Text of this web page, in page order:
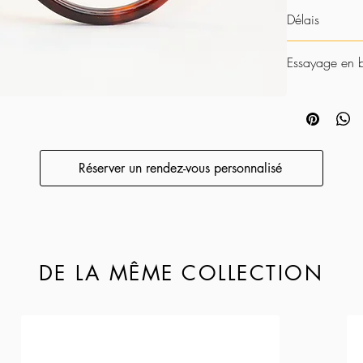
Acétate -
Charnières -
Armatures de
Délais
Essayage en
possibilités de
modèle
Réserver un rendez-vous personnalisé
DE LA MÊME COLLECTION